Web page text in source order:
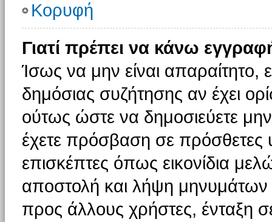
Κορυφή
Γιατί πρέπει να κάνω
Ίσως να μην είναι απαραίτητο,
δημόσιας συζήτησης αν έχει
ούτως ώστε να δημοσιεύετε
έχετε πρόσβαση σε πρόσθετες
επισκέπτες όπως εικονίδια
αποστολή και λήψη μηνυμάτων
προς άλλους χρήστες, ένταξη